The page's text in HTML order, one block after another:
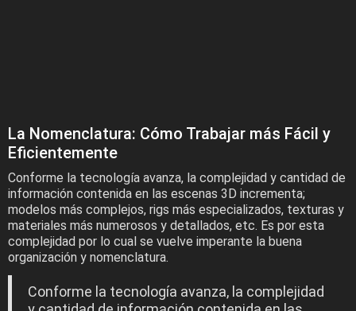
La Nomenclatura: Cómo Trabajar más Fácil y
Eficientemente
Conforme la tecnología avanza, la complejidad y cantidad de
información contenida en las escenas 3D incrementa;
modelos más complejos, rigs más especializados, texturas y
materiales más numerosos y detallados, etc. Es por esta
complejidad por lo cual se vuelve imperante la buena
organización y nomenclatura.
Conforme la tecnología avanza, la complejidad